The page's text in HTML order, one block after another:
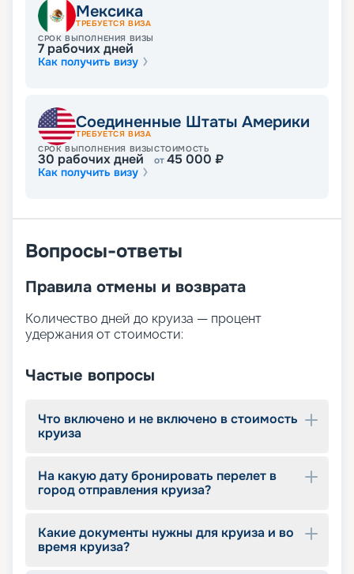
На сайте «Круиз.онлайн» вы можете купить
вариант тура, который устроит вас по всем
параметрам в 2026 - 2027 г., начиная от
направления и заканчивая условиями
размещения. Все это мы предлагаем выбрать
маршруты круизов. Выбирайте свой вариант.
Погрузитесь в мир приключений с Adventure of
the Seas и создайте незабываемые
воспоминания на этом удивительном лайнере!
Мексика
ТРЕБУЕТСЯ ВИЗА
СРОК ВЫПОЛНЕНИЯ ВИЗЫ
7 рабочих дней
Как получить визу
Соединенные Штаты Америки
ТРЕБУЕТСЯ ВИЗА
СРОК ВЫПОЛНЕНИЯ ВИЗЫ
30 рабочих дней
СТОИМОСТЬ
от45 000 ₽
Как получить визу
Вопросы-ответы
Правила отмены и возврата
Количество дней до круиза — процент
удержания от стоимости:
Частые вопросы
Что включено и не включено в стоимость
круиза
На какую дату бронировать перелет в
город отправления круиза?
Какие документы нужны для круиза и во
время круиза?